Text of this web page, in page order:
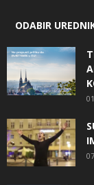
ODABIR